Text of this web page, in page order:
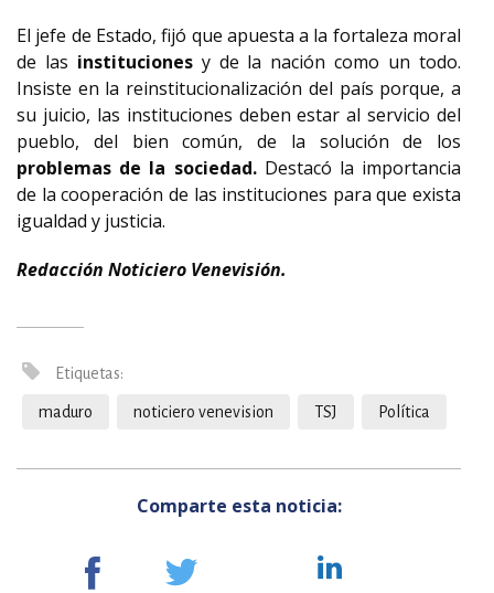
El jefe de Estado, fijó que apuesta a la fortaleza moral
de las institucionesy de la nación como un todo.
Insiste en la reinstitucionalización del país porque, a
su juicio, las instituciones deben estar al servicio del
pueblo, del bien común, de la solución de los
problemas de la sociedad.Destacó la importancia
de la cooperación de las instituciones para que exista
igualdad y justicia.
Redacción Noticiero Venevisión.
Etiquetas:
maduro noticiero venevision TSJ Política
Comparte esta noticia: